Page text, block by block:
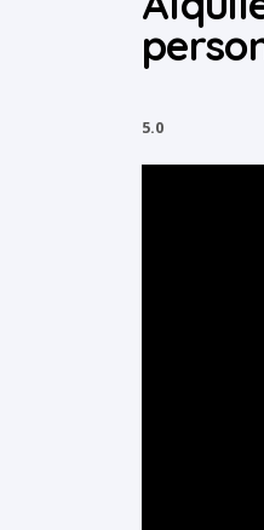
5.0